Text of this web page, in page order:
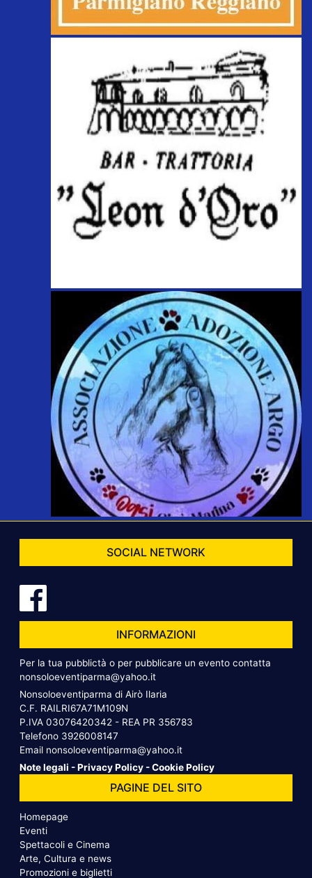
SOCIAL NETWORK
INFORMAZIONI
Per la tua pubblictà o per pubblicare un evento contatta
nonsoloeventiparma@yahoo.it
Nonsoloeventiparma di Airò Ilaria
C.F. RAILRI67A71M109N
P.IVA 03076420342 - REA PR 356783
Telefono 3926008147
Email nonsoloeventiparma@yahoo.it
Note legali -Privacy Policy -Cookie Policy
PAGINE DEL SITO
Homepage
Eventi
Spettacoli e Cinema
Arte, Cultura e news
Promozioni e biglietti